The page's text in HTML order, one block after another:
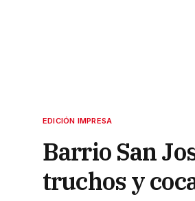
EDICIÓN IMPRESA
Barrio San
truchos y